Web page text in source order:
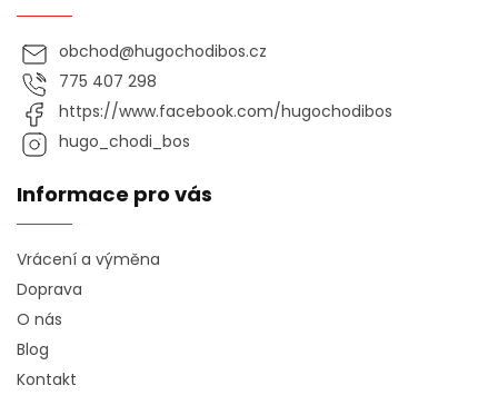
obchod@hugochodibos.cz
775 407 298
https://www.facebook.com/hugochodibos
hugo_chodi_bos
Informace pro vás
Vrácení a výměna
Doprava
O nás
Blog
Kontakt